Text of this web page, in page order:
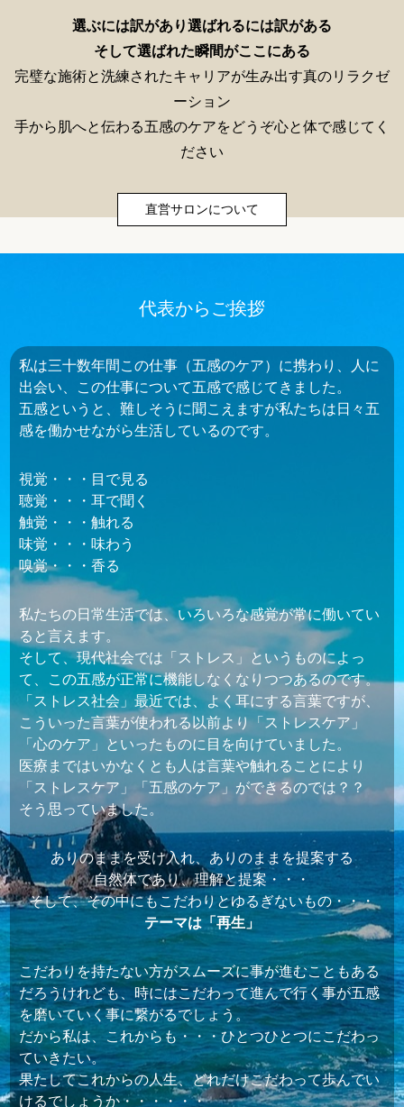
選ぶには訳があり選ばれるには訳がある
そして選ばれた瞬間がここにある
完璧な施術と洗練されたキャリアが生み出す真のリラクゼ
ーション
手から肌へと伝わる五感のケアをどうぞ心と体で感じてく
ださい
直営サロンについて
代表からご挨拶
私は三十数年間この仕事（五感のケア）に携わり、人に
出会い、この仕事について五感で感じてきました。
五感というと、難しそうに聞こえますが私たちは日々五
感を働かせながら生活しているのです。
視覚・・・目で見る
聴覚・・・耳で聞く
触覚・・・触れる
味覚・・・味わう
嗅覚・・・香る
私たちの日常生活では、いろいろな感覚が常に働いてい
ると言えます。
そして、現代社会では「ストレス」というものによっ
て、この五感が正常に機能しなくなりつつあるのです。
「ストレス社会」最近では、よく耳にする言葉ですが、
こういった言葉が使われる以前より「ストレスケア」
「心のケア」といったものに目を向けていました。
医療まではいかなくとも人は言葉や触れることにより
「ストレスケア」「五感のケア」ができるのでは？？
そう思っていました。
ありのままを受け入れ、ありのままを提案する
自然体であり、理解と提案・・・
そして、その中にもこだわりとゆるぎないもの・・・
テーマは「再生」
こだわりを持たない方がスムーズに事が進むこともある
だろうけれども、時にはこだわって進んで行く事が五感
を磨いていく事に繋がるでしょう。
だから私は、これからも・・・ひとつひとつにこだわっ
ていきたい。
果たしてこれからの人生、どれだけこだわって歩んでい
けるでしょうか・・・・・・